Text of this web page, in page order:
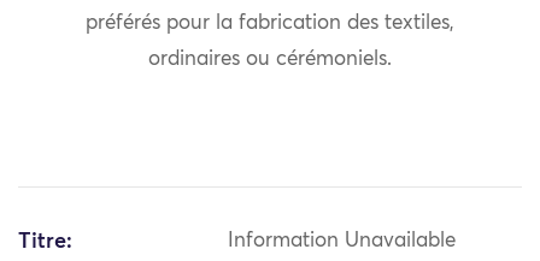
préférés pour la fabrication des textiles,
ordinaires ou cérémoniels.
Titre: Information Unavailable